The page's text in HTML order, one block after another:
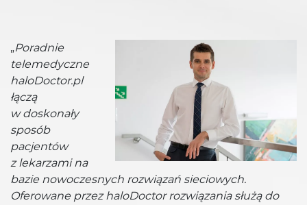
„Poradnie
telemedyczne
haloDoctor.pl
łączą
w doskonały
sposób
pacjentów
z lekarzami na
bazie nowoczesnych rozwiązań sieciowych.
Oferowane przez haloDoctor rozwiązania służą do